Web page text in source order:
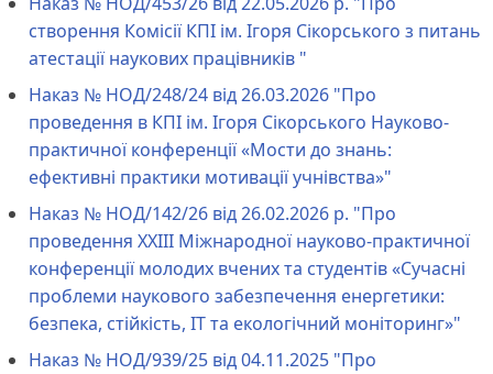
створення Комісії КПІ ім. Ігоря Сікорського з питань
атестації наукових працівників "
Наказ № НОД/248/24 від 26.03.2026 "Про
проведення в КПІ ім. Ігоря Сікорського Науково-
практичної конференції «Мости до знань:
ефективні практики мотивації учнівства»"
Наказ № НОД/142/26 від 26.02.2026 р. "Про
проведення ХХІІІ Міжнародної науково-практичної
конференції молодих вчених та студентів «Сучасні
проблеми наукового забезпечення енергетики:
безпека, стійкість, ІТ та екологічний моніторинг»"
Наказ № НОД/939/25 від 04.11.2025 "Про